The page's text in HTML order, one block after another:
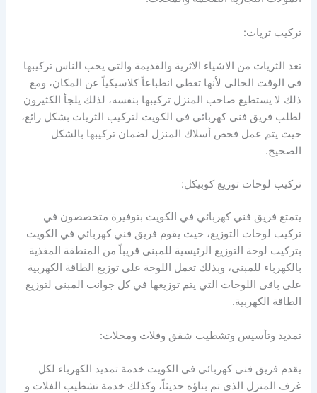
تركيب ثريات:
تعد الثريات من الاشياء الاثرية والقديمة والتي يحب الناس تركيبها
في الوقت الحالى لأنها تعطي انطباعاً كلاسيكياً عن المكان، ومع
ذلك لا يستطيع صاحب المنزل تركيبها بنفسه، لذلك يلجأ الكثيرون
لطلب فريق فني كهربائي في الكويت لتركيب الثريات بشكل رائع،
حيث يتم عمل فحص أسلاك المنزل لضمان تركيبها بالشكل
الصحيح.
تركيب لوحات توزيع كوبيكل:
يتمتع فريق فني كهربائي في الكويت بتوفيرة متخصصون في
تركيب لوحات التوزيع، حيث يقوم فريق فني كهربائي في الكويت
بتركيب لوحة التوزيع الرئيسية للمبنى قريباً من المنطقة المغذية
بالكهرباء للمبنى، وبذلك تعمل اللوحة على توزيع الطاقة الكهربية
على باقى اللوحات التي يتم توزيعها في كل جوانب المبنى لتوزيع
الطاقة الكهربية.
تمديد وتأسيس وتشطيب شقق وفلات ومحلات:
يقدم فريق فني كهربائي في الكويت خدمة تمديد الكهرباء لكل
غرف المنزل الذي تم بناؤه حديثاً، وكذلك خدمة تشطيب الفلات و